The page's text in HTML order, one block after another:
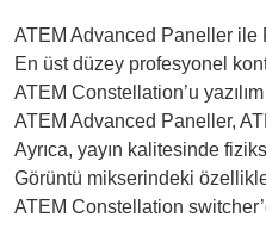
ATEM Advanced Paneller ile
En üst düzey profesyonel
ATEM Constellation’u
ATEM Advanced Paneller,
Ayrıca, yayın kalitesinde
Görüntü mikserindeki
ATEM Constellation